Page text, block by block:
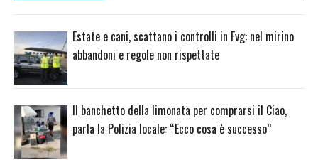
Estate e cani, scattano i controlli in Fvg: nel mirino
abbandoni e regole non rispettate
Il banchetto della limonata per comprarsi il Ciao,
parla la Polizia locale: “Ecco cosa è successo”